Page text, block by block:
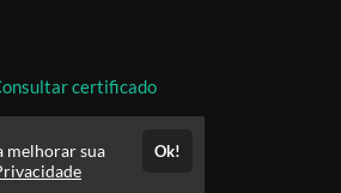
certificado
melhorar sua
Ok!